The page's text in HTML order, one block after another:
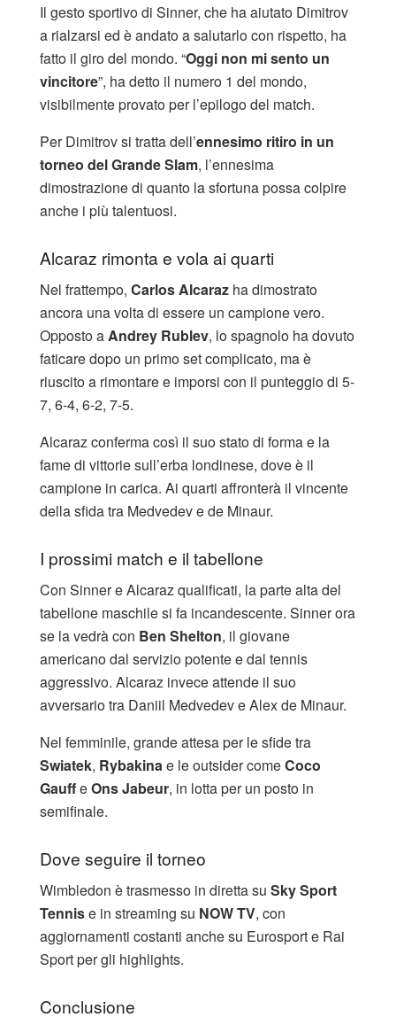
Il gesto sportivo di Sinner, che ha aiutato Dimitrov
a rialzarsi ed è andato a salutarlo con rispetto, ha
fatto il giro del mondo. “Oggi non mi sento un
vincitore”, ha detto il numero 1 del mondo,
visibilmente provato per l’epilogo del match.
Per Dimitrov si tratta dell’ennesimo ritiro in un
torneo del Grande Slam, l’ennesima
dimostrazione di quanto la sfortuna possa colpire
anche i più talentuosi.
Alcaraz rimonta e vola ai quarti
Nel frattempo, Carlos Alcaraz ha dimostrato
ancora una volta di essere un campione vero.
Opposto aAndrey Rublev, lo spagnolo ha dovuto
faticare dopo un primo set complicato, ma è
riuscito a rimontare e imporsi con il punteggio di 5-
7, 6-4, 6-2, 7-5.
Alcaraz conferma così il suo stato di forma e la
fame di vittorie sull’erba londinese, dove è il
campione in carica. Ai quarti affronterà il vincente
della sfida tra Medvedev e de Minaur.
I prossimi match e il tabellone
Con Sinner e Alcaraz qualificati, la parte alta del
tabellone maschile si fa incandescente. Sinner ora
se la vedrà con Ben Shelton, il giovane
americano dal servizio potente e dal tennis
aggressivo. Alcaraz invece attende il suo
avversario tra Daniil Medvedev e Alex de Minaur.
Nel femminile, grande attesa per le sfide tra
Swiatek, Rybakinae le outsider comeCoco
GauffeOns Jabeur, in lotta per un posto in
semifinale.
Dove seguire il torneo
Wimbledon è trasmesso in diretta su Sky Sport
Tennise in streaming su NOW TV, con
aggiornamenti costanti anche su Eurosport e Rai
Sport per gli highlights.
Conclusione